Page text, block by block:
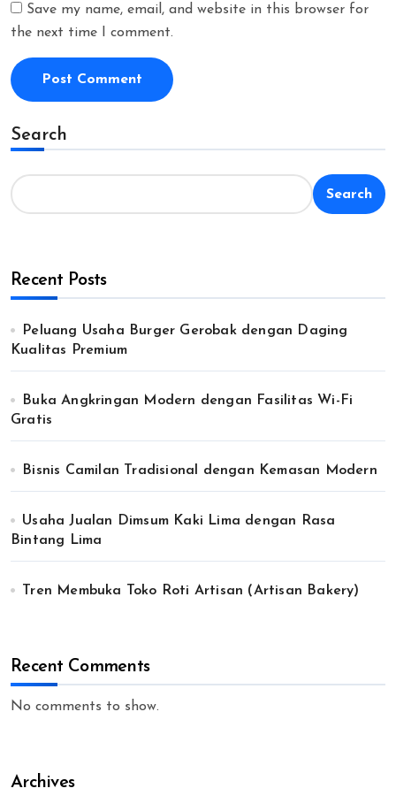
Save my name, email, and website in this browser for
the next time I comment.
Search
Search
Recent Posts
Peluang Usaha Burger Gerobak dengan Daging
Kualitas Premium
Buka Angkringan Modern dengan Fasilitas Wi-Fi
Gratis
Bisnis Camilan Tradisional dengan Kemasan Modern
Usaha Jualan Dimsum Kaki Lima dengan Rasa
Bintang Lima
Tren Membuka Toko Roti Artisan (Artisan Bakery)
Recent Comments
No comments to show.
Archives